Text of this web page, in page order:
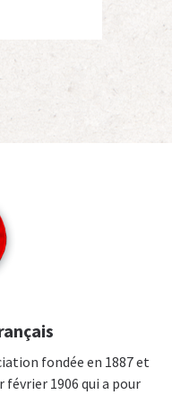
fondée en 1887 et
1906 qui a pour